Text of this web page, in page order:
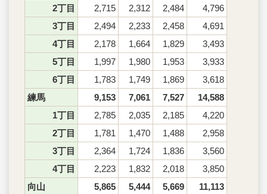
2丁目
2,715 2,312 2,484
4,796
3丁目
2,494 2,233 2,458
4,691
4丁目
2,178 1,664 1,829
3,493
5丁目
1,997 1,980 1,953
3,933
6丁目
1,783 1,749 1,869
3,618
練馬
9,153 7,061 7,527
14,588
1丁目
2,785 2,035 2,185
4,220
2丁目
1,781 1,470 1,488
2,958
3丁目
2,364 1,724 1,836
3,560
4丁目
2,223 1,832 2,018
3,850
向山
5,865 5,444 5,669
11,113